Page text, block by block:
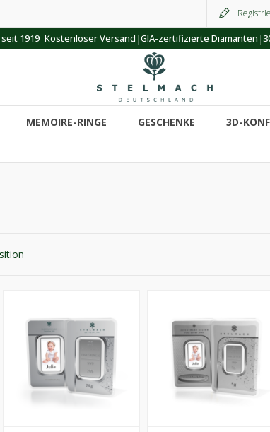
1919|Kostenloser Versand |GIA-zertifizierte Diamanten |
MEMOIRE-RINGE GESCHENKE
3D-